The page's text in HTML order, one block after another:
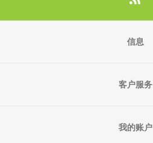
信息
客户服务
我的账户